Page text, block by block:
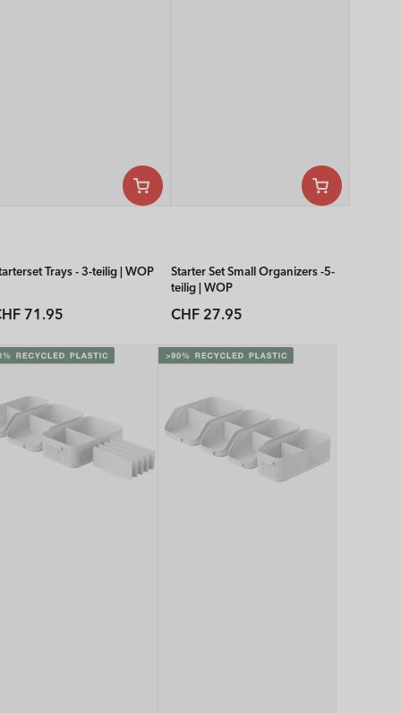
Trays - 3-teilig | WOP
71.95
Starter Set Small Organizers -5-
teilig | WOP
Normaler
CHF 27.95